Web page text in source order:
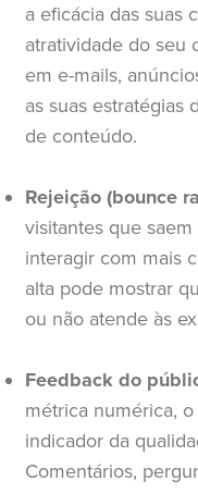
a eficácia das suas
atratividade do seu
em e-mails,
as suas estratégias
de conteúdo.
Rejeição (bounce
visitantes que
interagir com mais
alta pode mostrar
ou não atende às
Feedback do
métrica numérica,
indicador da
Comentários,